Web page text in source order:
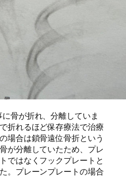
骨が折れ、分離していま
折れるほど保存療法で治療
場合は鎖骨遠位骨折という
が分離していたため、プレ
ではなくフックプレートと
。プレーンプレートの場合